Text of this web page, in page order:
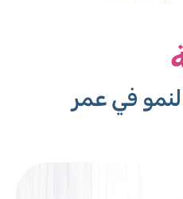
في عمر